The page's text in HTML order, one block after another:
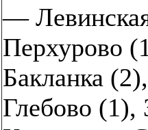
—
Перхурово
Бакланка (2)
Глебово (1),